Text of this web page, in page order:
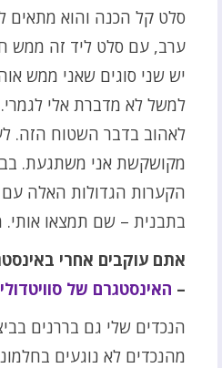
סלט קל הכנה והוא מתאים
ערב, עם סלט ליד זה ממש
יש שני סוגים שאני ממש
למשל לא מדברת אלי
לאהוב בדבר השטוח הזה.
מקושקשת אני משתגעת.
הקערות הגדולות האלה
בתבנית – שם תמצאו
אתם עוקבים אחרי
– האינסטגרם של סוויטדולי
הנכדים שלי גם בררנים
מהנכדים לא נוגעים